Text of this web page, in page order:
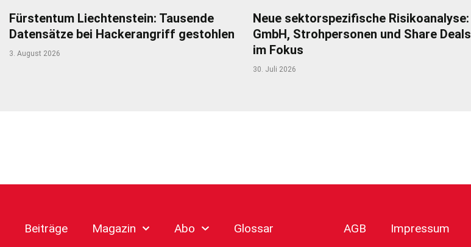
Fürstentum Liechtenstein: Tausende
Datensätze bei Hackerangriff gestohlen
3. August 2026
Neue sektorspezifische Risikoanalyse:
GmbH, Strohpersonen und Share Deals
im Fokus
30. Juli 2026
Beiträge Magazin Abo Glossar AGB Impressum